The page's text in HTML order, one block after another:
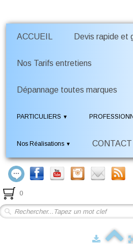
ACCUEIL Devis rapide et
Nos Tarifs entretiens
Dépannage toutes marques
PARTICULIERS ▼
Nos Réalisations ▼ CONTACT
0